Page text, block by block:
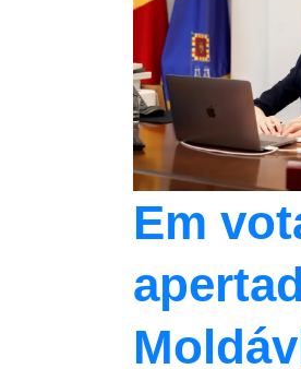
Em